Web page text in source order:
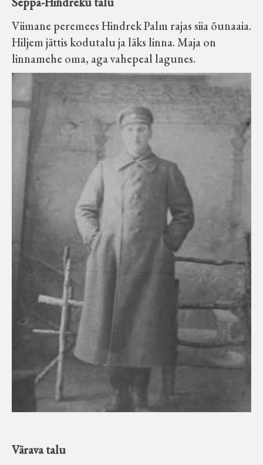
Viimane peremees Hindrek Palm rajas siia õunaaia.
Hiljem jättis kodutalu ja läks linna. Maja on
linnamehe oma, aga vahepeal lagunes.
Värava talu